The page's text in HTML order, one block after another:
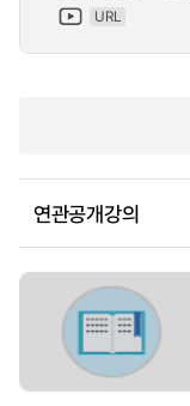
URL
연관공개강의